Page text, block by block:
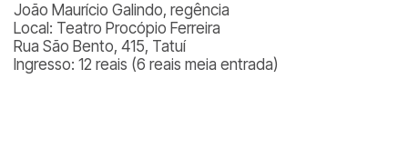
João Maurício Galindo, regência
Local: Teatro Procópio Ferreira
Rua São Bento, 415, Tatuí
Ingresso: 12 reais (6 reais meia entrada)